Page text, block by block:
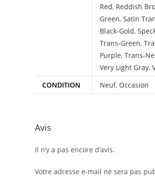
Red, Reddish
Green, Satin
Black-Gold,
Trans-Green,
Purple, Trans-
Very Light Gray,
CONDITION
Neuf, Occasion
Avis
Il n’y a pas encore d’avis.
Votre adresse e-mail ne sera pas